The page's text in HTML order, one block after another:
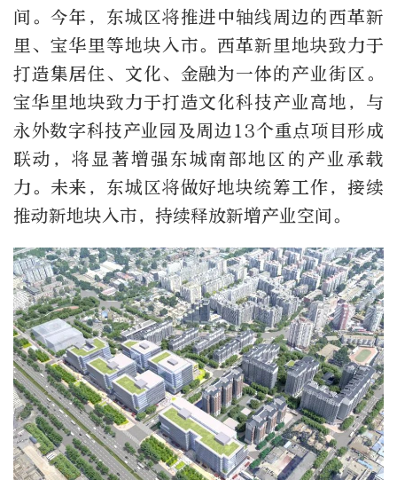
间。今年，东城区将推进中轴线周边的西革新
里、宝华里等地块入市。西革新里地块致力于
打造集居住、文化、金融为一体的产业街区。
宝华里地块致力于打造文化科技产业高地，与
永外数字科技产业园及周边13个重点项目形成
联动，将显著增强东城南部地区的产业承载
力。未来，东城区将做好地块统筹工作，接续
推动新地块入市，持续释放新增产业空间。